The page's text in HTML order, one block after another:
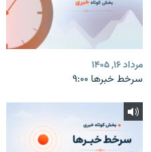
مرداد ۱۶, ۱۴۰۵
سرخط خبرها ۹:۰۰